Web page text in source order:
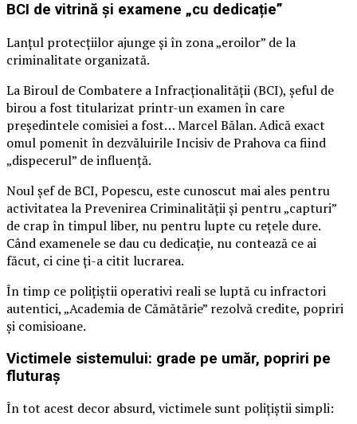
BCI de vitrină și examene „cu dedicație”
Lanțul protecțiilor ajunge și în zona „eroilor” de la
criminalitate organizată.
La Biroul de Combatere a Infracționalității (BCI), șeful de
birou a fost titularizat printr-un examen în care
președintele comisiei a fost… Marcel Bălan. Adică exact
omul pomenit în dezvăluirile Incisiv de Prahova ca fiind
„dispecerul” de influență.
Noul șef de BCI, Popescu, este cunoscut mai ales pentru
activitatea la Prevenirea Criminalității și pentru „capturi”
de crap în timpul liber, nu pentru lupte cu rețele dure.
Când examenele se dau cu dedicație, nu contează ce ai
făcut, ci cine ți-a citit lucrarea.
În timp ce polițiștii operativi reali se luptă cu infractori
autentici, „Academia de Cămătărie” rezolvă credite, popriri
și comisioane.
Victimele sistemului: grade pe umăr, popriri pe
fluturaș
În tot acest decor absurd, victimele sunt polițiștii simpli: